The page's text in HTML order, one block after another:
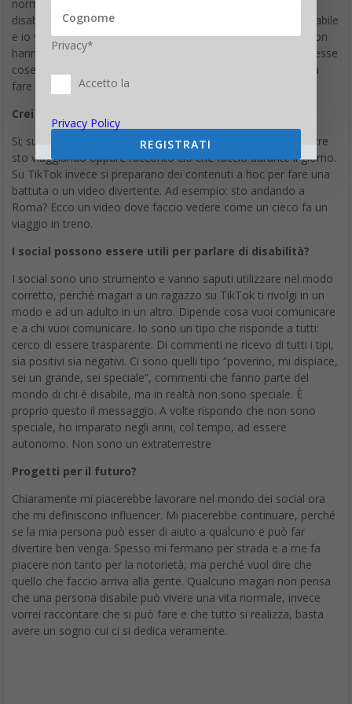
normalissima. Così spero di aiutarli a comprendere cos’è la
disabilità; magari a scuola hanno un compagno di classe disabile
e io vorrei aiutarli a rendersi conto che comunque davanti non
hanno una persona diversa, ma qualcuno che può fare le stesse
cose. Anziché far sì che credano che il compagno non possa
fare niente e perciò non lo considerano.
Crei contenuti diversi a seconda del sito?
Sì; su Instagram c’è più quotidianità: condivido le storie mentre
sto viaggiando oppure racconto ciò che faccio durante il giorno.
Su TikTok invece si preparano dei contenuti a hoc per fare una
battuta o un video divertente. Ad esempio: sto andando a
Roma? Ecco un video dove faccio vedere come un cieco fa un
viaggio in treno.
I social possono essere utili per parlare di disabilità?
I social sono uno strumento e vanno saputi utilizzare nel modo
corretto, perché magari a un ragazzo su TikTok ti rivolgi in un
modo e ad un adulto in un altro. Dipende cosa vuoi comunicare
e a chi vuoi comunicare. Io sono un tipo che risponde a tutti:
cerco di essere trasparente. Di commenti ne ricevo di tutti i tipi,
sia positivi sia negativi. Ci sono quelli tipo “poverino, mi dispiace,
sei un grande, sei speciale”, commenti che fanno parte del
mondo di chi è disabile, ma in realtà non sono speciale. È
proprio questo il messaggio. A volte rispondo che non sono
speciale, ho imparato negli anni, col tempo, ad essere
autonomo. Non sono un extraterrestre
Progetti per il futuro?
Chiaramente mi piacerebbe lavorare nel mondo dei social ora
che mi definiscono influencer. Mi piacerebbe continuare, perché
se la mia persona può esser di aiuto a qualcuno e può far
divertire ben venga. Spesso mi fermano per strada e a me fa
piacere non tanto per la notorietà, ma perché vuol dire che
quello che faccio arriva alla gente. Qualcuno magari non pensa
che una persona disabile può vivere una vita normale, invece
vorrei raccontare che si può fare e che tutto si realizza, basta
avere un sogno cui ci si dedica veramente.
Privacy*
Accetto la
Privacy Policy
REGISTRATI